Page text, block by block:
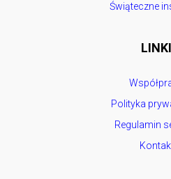
Świąteczne
LINKI
Polityka
Regulamin